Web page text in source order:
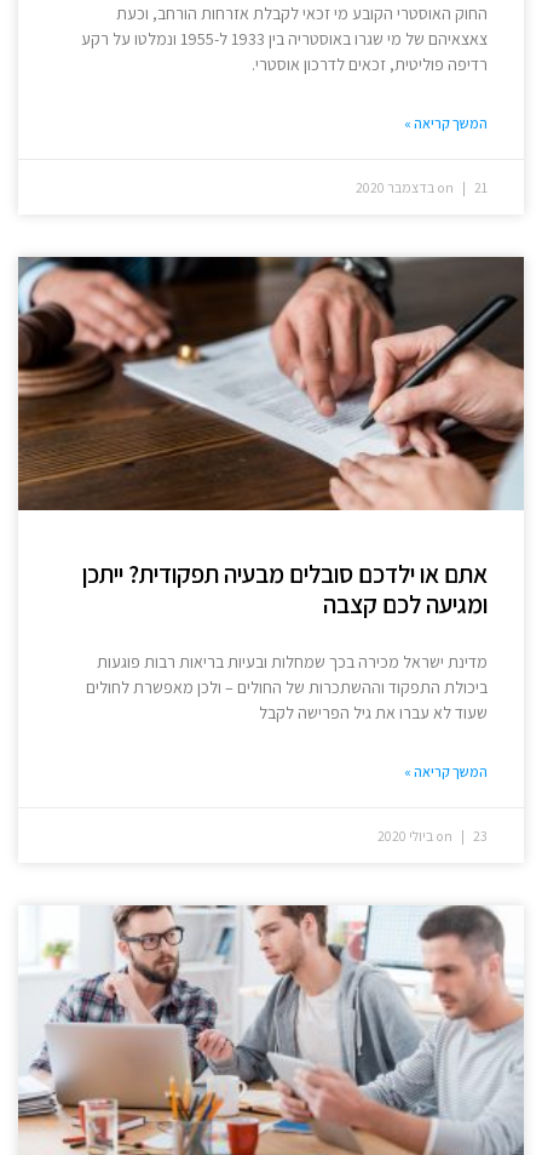
החוק האוסטרי הקובע מי זכאי לקבלת אזרחות הורחב, וכעת
צאצאיהם של מי שגרו באוסטריה בין 1933 ל-1955 ונמלטו על רקע
רדיפה פוליטית, זכאים לדרכון אוסטרי.
המשך קריאה »
on 21 בדצמבר 2020
אתם או ילדכם סובלים מבעיה תפקודית? ייתכן
ומגיעה לכם קצבה
מדינת ישראל מכירה בכך שמחלות ובעיות בריאות רבות פוגעות
ביכולת התפקוד וההשתכרות של החולים – ולכן מאפשרת לחולים
שעוד לא עברו את גיל הפרישה לקבל
המשך קריאה »
on 23 ביולי 2020